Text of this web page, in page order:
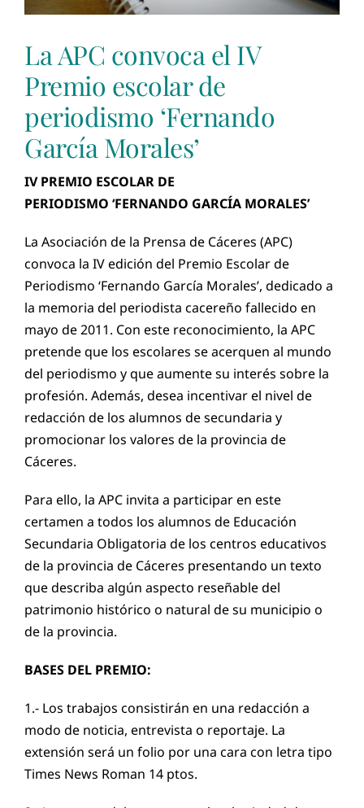
La APC convoca el IV
Premio escolar de
periodismo ‘Fernando
García Morales’
IV PREMIO ESCOLAR DE
PERIODISMO ‘FERNANDO GARCÍA MORALES’
La Asociación de la Prensa de Cáceres (APC)
convoca la IV edición del Premio Escolar de
Periodismo ‘Fernando García Morales’, dedicado a
la memoria del periodista cacereño fallecido en
mayo de 2011. Con este reconocimiento, la APC
pretende que los escolares se acerquen al mundo
del periodismo y que aumente su interés sobre la
profesión. Además, desea incentivar el nivel de
redacción de los alumnos de secundaria y
promocionar los valores de la provincia de
Cáceres.
Para ello, la APC invita a participar en este
certamen a todos los alumnos de Educación
Secundaria Obligatoria de los centros educativos
de la provincia de Cáceres presentando un texto
que describa algún aspecto reseñable del
patrimonio histórico o natural de su municipio o
de la provincia.
BASES DEL PREMIO:
1.- Los trabajos consistirán en una redacción a
modo de noticia, entrevista o reportaje. La
extensión será un folio por una cara con letra tipo
Times News Roman 14 ptos.